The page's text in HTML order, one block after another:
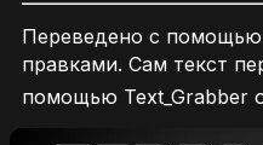
Переведено с
правками. Сам текст
помощью Text_Grabber